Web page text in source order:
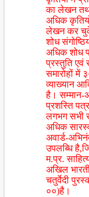
का लेखन
अधिक
लेखन कर
शोध
अधिक शोध
प्रस्तुति एवं
समारोहों में
व्याख्यान
है।
प्रशस्ति
लगभग सभी
अधिक
अवार्ड-
उपलब्धि
म.प्र.
अखिल
चतुर्वेदी
००)है।